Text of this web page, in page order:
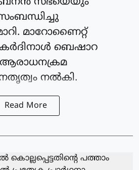
മാറോണൈറ്റ്
കർദിനാള്‍ ബെഷാറ
നല്‍കി.
Read More